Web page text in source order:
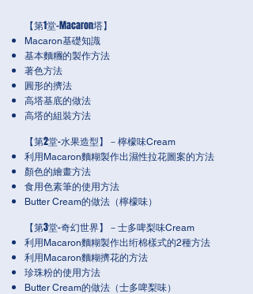
【第1堂-Macaron塔】
Macaron基礎知識
基本麵糰的製作方法
著色方法
圓形的擠法
高塔基底的做法
高塔的組裝方法
【第2堂-水果造型】－ 檸檬味Cream
利用Macaron麵糊製作出濕性拉花圖案的方法
顏色的繪畫方法
食用色素筆的使用方法
Butter Cream的做法（檸檬味）
【第3堂-奇幻世界】－ 士多啤梨味Cream
利用Macaron麵糊製作出绗棉樣式的2種方法
利用Macaron麵糊擠花的方法
珍珠粉的使用方法
Butter Cream的做法（士多啤梨味）